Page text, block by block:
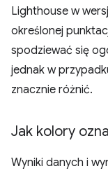
Lighthouse w
określonej
spodziewać się
jednak w
znacznie różnić.
Jak kolory
Wyniki danych i